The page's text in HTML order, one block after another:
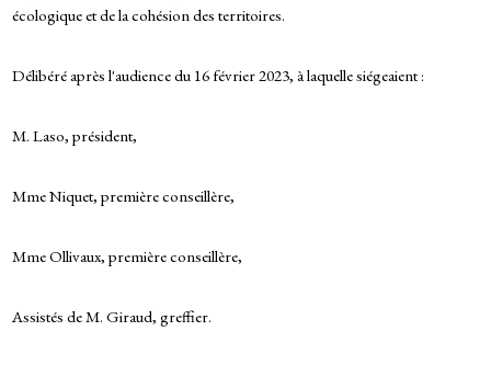
écologique et de la cohésion des territoires.
Délibéré après l'audience du 16 février 2023, à laquelle siégeaient :
M. Laso, président,
Mme Niquet, première conseillère,
Mme Ollivaux, première conseillère,
Assistés de M. Giraud, greffier.